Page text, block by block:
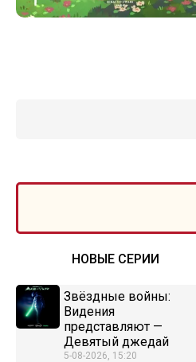
НОВЫЕ СЕРИИ
Звёздные войны:
Видения
представляют —
Девятый джедай
5-08-2026, 15:20